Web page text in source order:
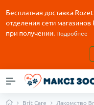
Бесплатная доставка
отделения сети магазинов
при получении. Подробнее
Brit Care Лакомство